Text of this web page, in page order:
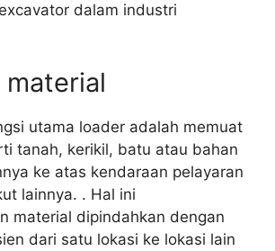
dalam industri
utama loader adalah memuat
tanah, kerikil, batu atau bahan
ke atas kendaraan pelayaran
lainnya. . Hal ini
material dipindahkan dengan
dari satu lokasi ke lokasi lain